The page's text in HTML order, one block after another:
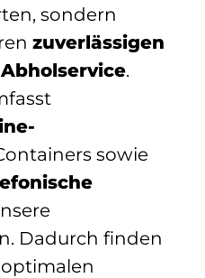
sondern
zuverlässigen
.
sowie
Dadurch finden